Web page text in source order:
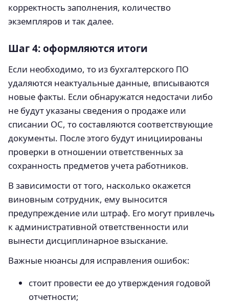
корректность заполнения, количество
экземпляров и так далее.
Шаг 4: оформляются итоги
Если необходимо, то из бухгалтерского ПО
удаляются неактуальные данные, вписываются
новые факты. Если обнаружатся недостачи либо
не будут указаны сведения о продаже или
списании ОС, то составляются соответствующие
документы. После этого будут инициированы
проверки в отношении ответственных за
сохранность предметов учета работников.
В зависимости от того, насколько окажется
виновным сотрудник, ему выносится
предупреждение или штраф. Его могут привлечь
к административной ответственности или
вынести дисциплинарное взыскание.
Важные нюансы для исправления ошибок:
стоит провести ее до утверждения годовой
отчетности;